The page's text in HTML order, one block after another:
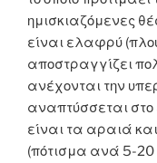
ημισκιαζόμενες
είναι ελαφρύ
αποστραγγίζει
ανέχονται την
αναπτύσσεται
είναι τα αραιά
(πότισμα ανά 5-